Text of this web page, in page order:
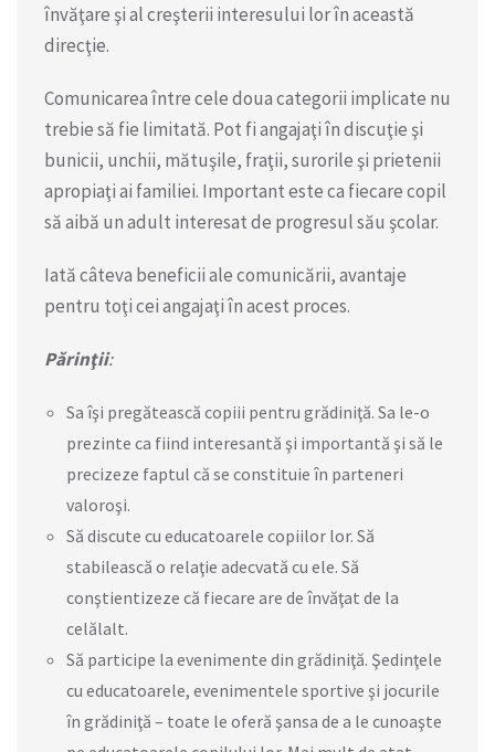
învăţare şi al creşterii interesului lor în această
direcţie.
Comunicarea între cele doua categorii implicate nu
trebie să fie limitată. Pot fi angajaţi în discuţie şi
bunicii, unchii, mătuşile, fraţii, surorile şi prietenii
apropiaţi ai familiei. Important este ca fiecare copil
să aibă un adult interesat de progresul său şcolar.
Iată câteva beneficii ale comunicării, avantaje
pentru toţi cei angajaţi în acest proces.
Părinţii:
Sa îşi pregătească copiii pentru grădiniţă. Sa le-o
prezinte ca fiind interesantă şi importantă şi să le
precizeze faptul că se constituie în parteneri
valoroşi.
Să discute cu educatoarele copiilor lor. Să
stabilească o relaţie adecvată cu ele. Să
conştientizeze că fiecare are de învăţat de la
celălalt.
Să participe la evenimente din grădiniţă. Şedinţele
cu educatoarele, evenimentele sportive şi jocurile
în grădiniţă – toate le oferă şansa de a le cunoaşte